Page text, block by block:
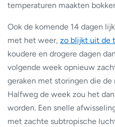
temperaturen maakten
Ook de komende 14 dagen
met het weer, zo blijkt uit de
koudere en drogere dagen
volgende week opnieuw
geraken met storingen die de
Halfweg de week zou het
worden. Een snelle
met zachte subtropische